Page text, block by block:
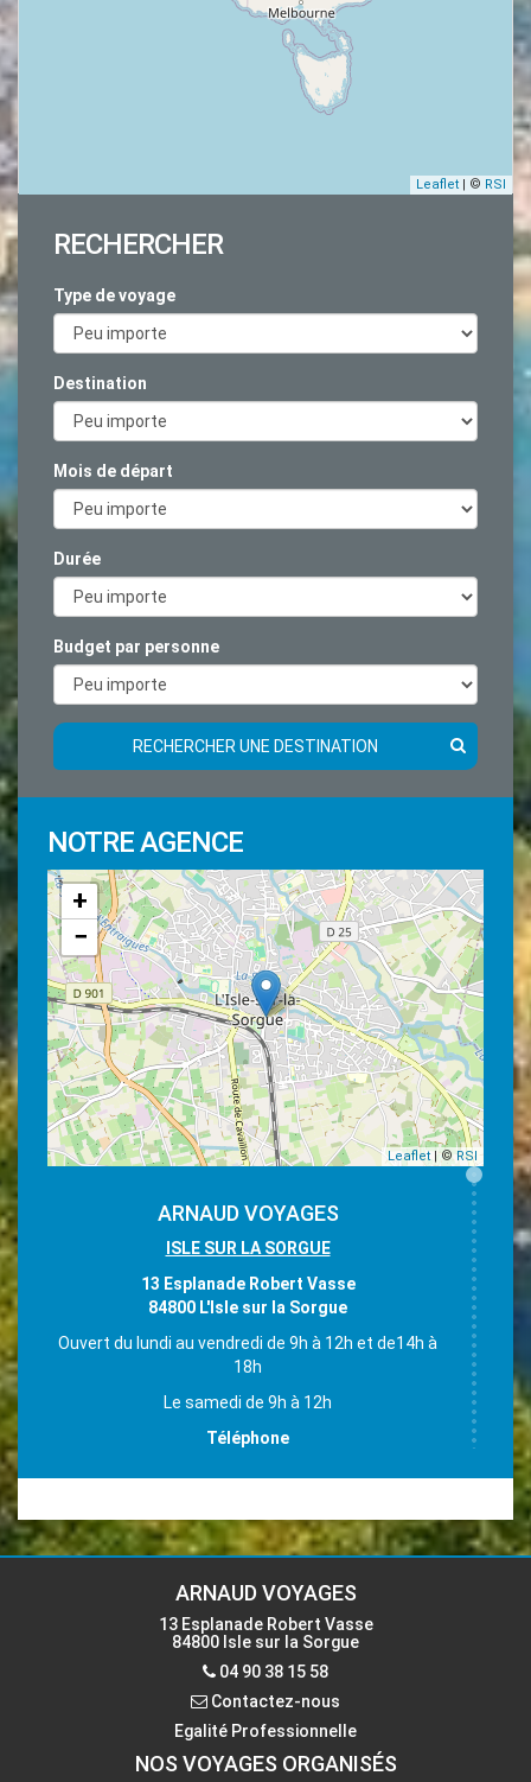
Leaflet | © RSI
RECHERCHER
Type de voyage
Destination
Mois de départ
Durée
Budget par personne
RECHERCHER UNE DESTINATION
NOTRE AGENCE
+
−
Leaflet| ©RSI
ARNAUD VOYAGES
ISLE SUR LA SORGUE
13 Esplanade Robert Vasse
84800 L'Isle sur la Sorgue
Ouvert du lundi au vendredi de 9h à 12h et de14h à
18h
Le samedi de 9h à 12h
Téléphone
accueil-isle@voyages-arnaud.fr
Contactez-nous
ARNAUD VOYAGES
13 Esplanade Robert Vasse
84800 Isle sur la Sorgue
04 90 38 15 58
Contactez-nous
Egalité Professionnelle
NOS VOYAGES ORGANISÉS